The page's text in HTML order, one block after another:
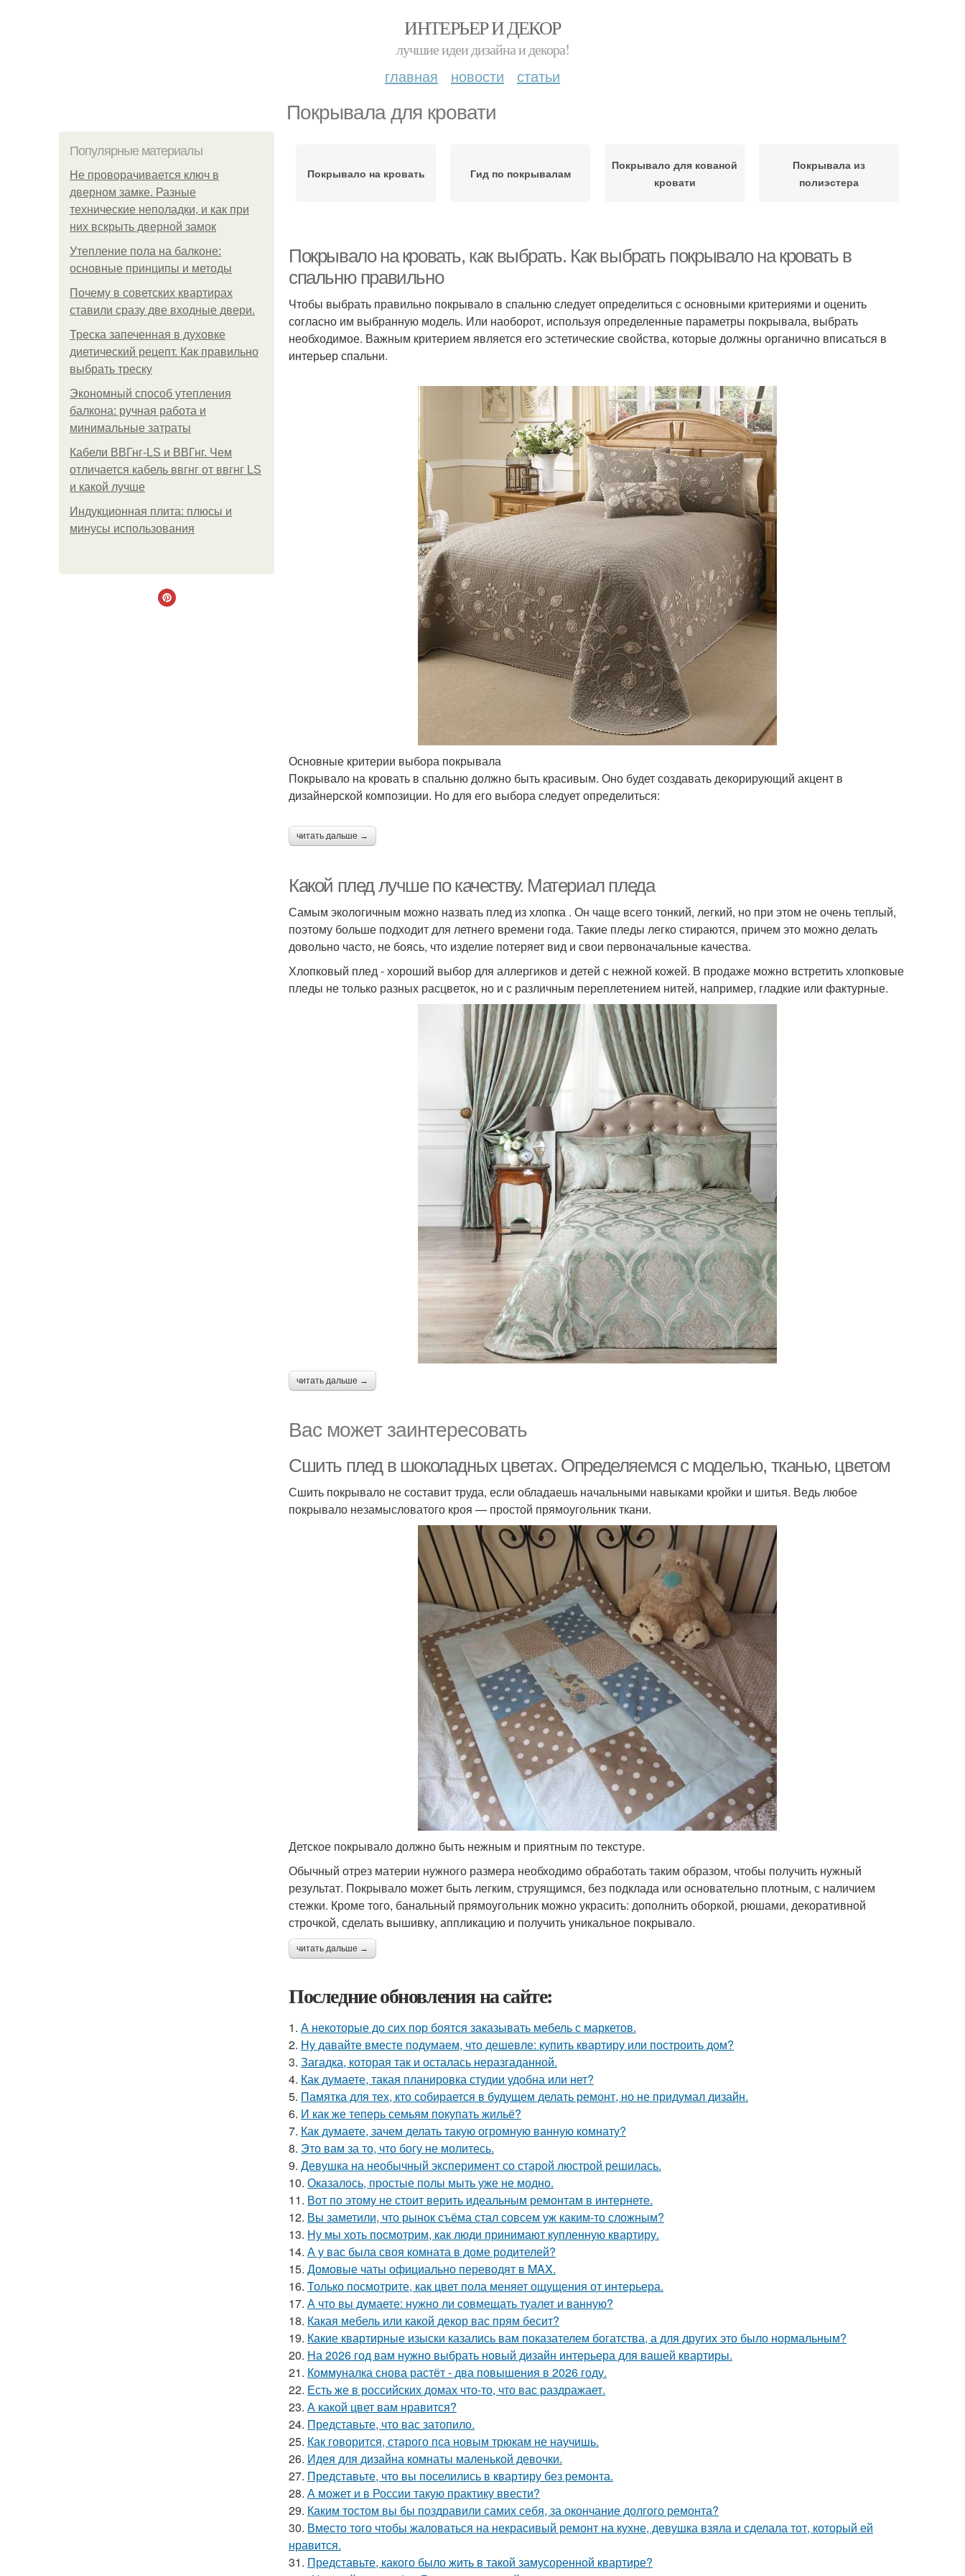
ИНТЕРЬЕР И ДЕКОР
лучшие идеи дизайна и декора!
главная новости статьи
Покрывала для кровати
Популярные материалы
Не проворачивается ключ в
дверном замке. Разные
технические неполадки, и как при
них вскрыть дверной замок
Утепление пола на балконе:
основные принципы и методы
Почему в советских квартирах
ставили сразу две входные двери.
Треска запеченная в духовке
диетический рецепт. Как правильно
выбрать треску
Экономный способ утепления
балкона: ручная работа и
минимальные затраты
Кабели ВВГнг-LS и ВВГнг. Чем
отличается кабель ввгнг от ввгнг LS
и какой лучше
Индукционная плита: плюсы и
минусы использования
Покрывало на кровать Гид по покрывалам
Покрывало для кованой
кровати
Покрывала из
полиэстера
Покрывало на кровать, как выбрать. Как выбрать покрывало на кровать в
спальню правильно
Чтобы выбрать правильно покрывало в спальню следует определиться с основными критериями и оценить
согласно им выбранную модель. Или наоборот, используя определенные параметры покрывала, выбрать
необходимое. Важным критерием является его эстетические свойства, которые должны органично вписаться в
интерьер спальни.
Основные критерии выбора покрывала
Покрывало на кровать в спальню должно быть красивым. Оно будет создавать декорирующий акцент в
дизайнерской композиции. Но для его выбора следует определиться:
читать дальше →
Какой плед лучше по качеству. Материал пледа
Самым экологичным можно назвать плед из хлопка . Он чаще всего тонкий, легкий, но при этом не очень теплый,
поэтому больше подходит для летнего времени года. Такие пледы легко стираются, причем это можно делать
довольно часто, не боясь, что изделие потеряет вид и свои первоначальные качества.
Хлопковый плед - хороший выбор для аллергиков и детей с нежной кожей. В продаже можно встретить хлопковые
пледы не только разных расцветок, но и с различным переплетением нитей, например, гладкие или фактурные.
читать дальше →
Вас может заинтересовать
Сшить плед в шоколадных цветах. Определяемся с моделью, тканью, цветом
Сшить покрывало не составит труда, если обладаешь начальными навыками кройки и шитья. Ведь любое
покрывало незамысловатого кроя — простой прямоугольник ткани.
Детское покрывало должно быть нежным и приятным по текстуре.
Обычный отрез материи нужного размера необходимо обработать таким образом, чтобы получить нужный
результат. Покрывало может быть легким, струящимся, без подклада или основательно плотным, с наличием
стежки. Кроме того, банальный прямоугольник можно украсить: дополнить оборкой, рюшами, декоративной
строчкой, сделать вышивку, аппликацию и получить уникальное покрывало.
читать дальше →
Последние обновления на сайте:
1. А некоторые до сих пор боятся заказывать мебель с маркетов.
2. Ну давайте вместе подумаем, что дешевле: купить квартиру или построить дом?
3. Загадка, которая так и осталась неразгаданной.
4. Как думаете, такая планировка студии удобна или нет?
5. Памятка для тех, кто собирается в будущем делать ремонт, но не придумал дизайн.
6. И как же теперь семьям покупать жильё?
7. Как думаете, зачем делать такую огромную ванную комнату?
8. Это вам за то, что богу не молитесь.
9. Девушка на необычный эксперимент со старой люстрой решилась.
10. Оказалось, простые полы мыть уже не модно.
11. Вот по этому не стоит верить идеальным ремонтам в интернете.
12. Вы заметили, что рынок съёма стал совсем уж каким-то сложным?
13. Ну мы хоть посмотрим, как люди принимают купленную квартиру.
14. А у вас была своя комната в доме родителей?
15. Домовые чаты официально переводят в MAX.
16. Только посмотрите, как цвет пола меняет ощущения от интерьера.
17. А что вы думаете: нужно ли совмещать туалет и ванную?
18. Какая мебель или какой декор вас прям бесит?
19. Какие квартирные изыски казались вам показателем богатства, а для других это было нормальным?
20. На 2026 год вам нужно выбрать новый дизайн интерьера для вашей квартиры.
21. Коммуналка снова растёт - два повышения в 2026 году.
22. Есть же в российских домах что-то, что вас раздражает.
23. А какой цвет вам нравится?
24. Представьте, что вас затопило.
25. Как говорится, старого пса новым трюкам не научишь.
26. Идея для дизайна комнаты маленькой девочки.
27. Представьте, что вы поселились в квартиру без ремонта.
28. А может и в России такую практику ввести?
29. Каким тостом вы бы поздравили самих себя, за окончание долгого ремонта?
30. Вместо того чтобы жаловаться на некрасивый ремонт на кухне, девушка взяла и сделала тот, который ей
нравится.
31. Представьте, какого было жить в такой замусоренной квартире?